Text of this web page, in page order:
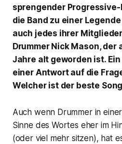
sprengender
die Band zu einer
auch jedes ihrer
Drummer Nick Mason, der
Jahre alt geworden ist.
einer Antwort auf die
Welcher ist der beste
Auch wenn Drummer in
Sinne des Wortes eher im
(oder viel mehr sitzen), hat